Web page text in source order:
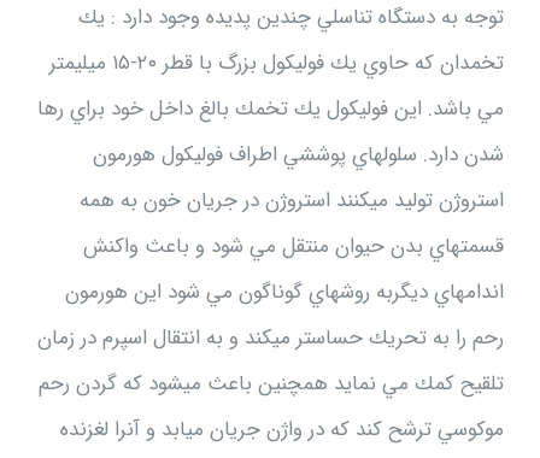
توجه به دستگاه تناسلي چندين پديده وجود دارد : يك
تخمدان كه حاوي يك فوليكول بزرگ با قطر ۲۰-۱۵ ميليمتر
مي باشد. اين فوليكول يك تخمك بالغ داخل خود براي رها
شدن دارد. سلولهاي پوششي اطراف فوليكول هورمون
استروژن توليد ميكنند استروژن در جريان خون به همه
قسمتهاي بدن حيوان منتقل مي شود و باعث واكنش
اندامهاي ديگربه روشهاي گوناگون مي شود اين هورمون
رحم را به تحريك حساستر ميكند و به انتقال اسپرم در زمان
تلقيح كمك مي نمايد همچنين باعث ميشود كه گردن رحم
موكوسي ترشح كند كه در واژن جريان ميابد و آنرا لغزنده